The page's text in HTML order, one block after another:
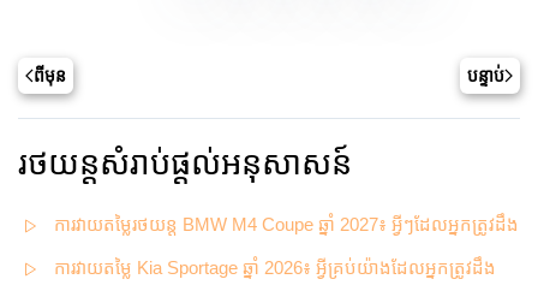
ពីមុន បន្ទាប់
រថយន្តសំរាប់ផ្តល់អនុសាសន៍
ការវាយតម្លៃរថយន្ត BMW M4 Coupe ឆ្នាំ 2027៖ អ្វីៗដែលអ្នកត្រូវដឹង
ការវាយតម្លៃ Kia Sportage ឆ្នាំ 2026៖ អ្វីគ្រប់យ៉ាងដែលអ្នកត្រូវដឹង